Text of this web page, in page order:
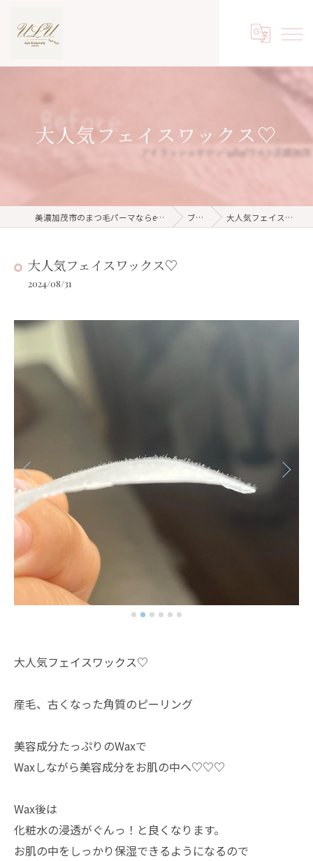
大人気フェイスワックス♡
美濃加茂市のまつ毛パーマならeyelash salon ulu ブログ 大人気フェイスワックス♡
大人気フェイスワックス♡
2024/08/31
大人気フェイスワックス♡
産毛、古くなった角質のピーリング
美容成分たっぷりのWaxで
Waxしながら美容成分をお肌の中へ♡♡♡
Wax後は
化粧水の浸透がぐんっ！と良くなります。
お肌の中をしっかり保湿できるようになるので